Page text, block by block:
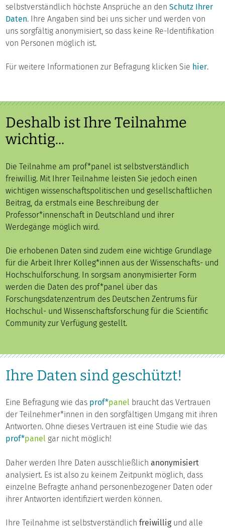
selbstverständlich höchste Ansprüche an denSchutz Ihrer
Daten. Ihre Angaben sind bei uns sicher und werden von
uns sorgfältig anonymisiert, so dass keine Re-Identifikation
von Personen möglich ist.
Für weitere Informationen zur Befragung klicken Sie hier.
Deshalb ist Ihre Teilnahme
wichtig...
Die Teilnahme am prof*panel ist selbstverständlich
freiwillig. Mit Ihrer Teilnahme leisten Sie jedoch einen
wichtigen wissenschaftspolitischen und gesellschaftlichen
Beitrag, da erstmals eine Beschreibung der
Professor*innenschaft in Deutschland und ihrer
Werdegänge möglich wird.
Die erhobenen Daten sind zudem eine wichtige Grundlage
für die Arbeit Ihrer Kolleg*innen aus der Wissenschafts- und
Hochschulforschung. In sorgsam anonymisierter Form
werden die Daten des prof*panel über das
Forschungsdatenzentrum des Deutschen Zentrums für
Hochschul- und Wissenschaftsforschung für die Scientific
Community zur Verfügung gestellt.
Ihre Daten sind geschützt!
Eine Befragung wie das prof*panel braucht das Vertrauen
der Teilnehmer*innen in den sorgfältigen Umgang mit ihren
Antworten. Ohne dieses Vertrauen ist eine Studie wie das
prof*panel gar nicht möglich!
Daher werden Ihre Daten ausschließlichanonymisiert
analysiert. Es ist also zu keinem Zeitpunkt möglich, dass
einzelne Befragte anhand personenbezogener Daten oder
ihrer Antworten identifiziert werden können.
Ihre Teilnahme ist selbstverständlichfreiwilligund alle